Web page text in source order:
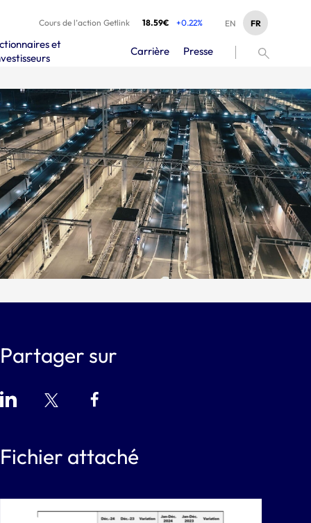
Cours de l’action Getlink 18.59€ +0.22% FR
EN
et
Carrière Presse
Partager sur
Fichier attaché